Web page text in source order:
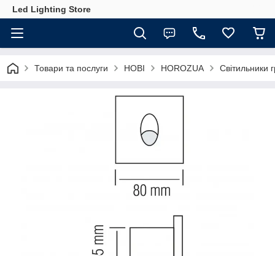
Led Lighting Store
Товари та послуги НОВІ HOROZUA Світильники